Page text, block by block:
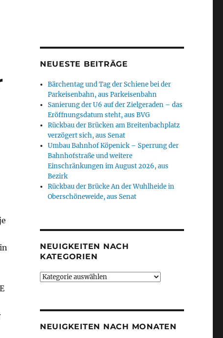
NEUESTE BEITRÄGE
Bärchentag und Tag der Schiene bei der
Parkeisenbahn, aus Parkeisenbahn
Sanierung der U6 auf der Zielgeraden – das
Eröffnungsdatum steht, aus BVG
Rückbau der Brücken am Breitenbachplatz
verzögert sich, aus Senat
Umbau Bahnhof Köpenick – Sperrung der
Bahnhofstraße und weitere
Einschränkungen im August 2026, aus
Bezirk
Rückbau der Brücke An der Wuhlheide in
Oberschöneweide, aus Senat
NEUIGKEITEN NACH
KATEGORIEN
Neuigkeiten
NEUIGKEITEN NACH MONATEN